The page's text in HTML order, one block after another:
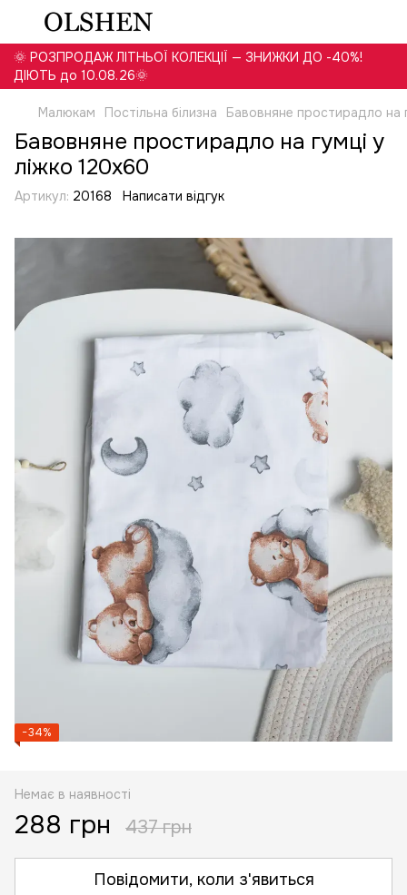
🌞 РОЗПРОДАЖ ЛІТНЬОЇ КОЛЕКЦІЇ — ЗНИЖКИ ДО -40%!
ДІЮТЬ до 10.08.26🌞
Малюкам Постільна білизна Бавовняне простирадло на
Бавовняне простирадло на гумці у
ліжко 120х60
Артикул: 20168 Написати відгук
−34%
Немає в наявності
288 грн 437 грн
Повідомити, коли з'явиться